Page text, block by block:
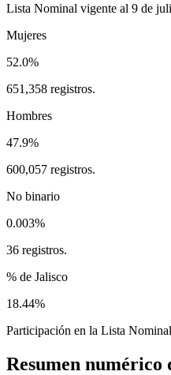
Lista Nominal vigente al 9 de
Mujeres
52.0%
651,358 registros.
Hombres
47.9%
600,057 registros.
No binario
0.003%
36 registros.
% de Jalisco
18.44%
Participación en la Lista
Resumen numérico